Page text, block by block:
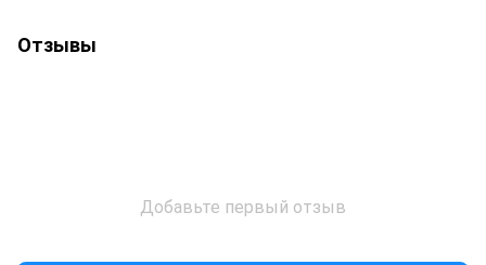
Отзывы
Добавьте первый отзыв